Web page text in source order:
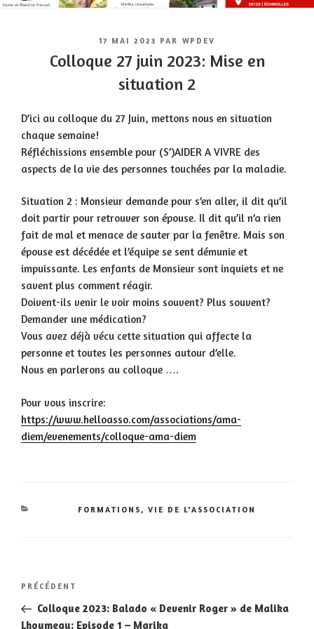
PUBLIÉ
17 MAI 2023 PAR WPDEV
Colloque 27 juin 2023: Mise en
situation 2
D’ici au colloque du 27 Juin, mettons nous en situation
chaque semaine!
Réfléchissions ensemble pour (S’)AIDER A VIVRE des
aspects de la vie des personnes touchées par la maladie.
Situation 2 : Monsieur demande pour s’en aller, il dit qu’il
doit partir pour retrouver son épouse. Il dit qu’il n’a rien
fait de mal et menace de sauter par la fenêtre. Mais son
épouse est décédée et l’équipe se sent démunie et
impuissante. Les enfants de Monsieur sont inquiets et ne
savent plus comment réagir.
Doivent-ils venir le voir moins souvent? Plus souvent?
Demander une médication?
Vous avez déjà vécu cette situation qui affecte la
personne et toutes les personnes autour d’elle.
Nous en parlerons au colloque ….
Pour vous inscrire:
https://www.helloasso.com/associations/ama-
diem/evenements/colloque-ama-diem
CATÉGORIES
FORMATIONS , VIE DE L'ASSOCIATION
Navigation
l’article
Article
précédent
PRÉCÉDENT
Colloque 2023: Balado « Devenir Roger » de Malika
Lhoumeau: Episode 1 – Marika